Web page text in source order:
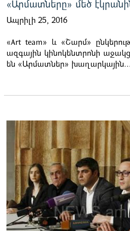
«Արմատները» մեծ
Ապրիլի 25, 2016
«Art team» և «Շարմ»
ազգային կինոկենտրոնի
են «Արմատներ» խաղարկային...